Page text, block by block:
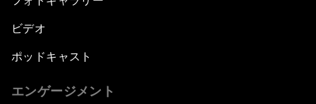
ビデオ
ポッドキャスト
エンゲージメント